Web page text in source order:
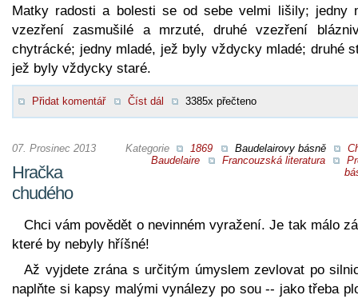
Matky radosti a bolesti se od sebe velmi lišily; jedny
vzezření zasmušilé a mrzuté, druhé vzezření
chytrácké; jedny mladé, jež byly vždycky mladé; druhé
jež byly vždycky staré.
Přidat komentář Číst dál 3385x přečteno
Kategorie 1869 Baudelairovy básně
Baudelaire
Francouzská literatura
07. Prosinec 2013
Hračka
chudého
Chci vám povědět o nevinném vyražení. Je tak málo
které by nebyly hříšné!
Až vyjdete zrána s určitým úmyslem zevlovat po
naplňte si kapsy malými vynálezy po sou -- jako třeba